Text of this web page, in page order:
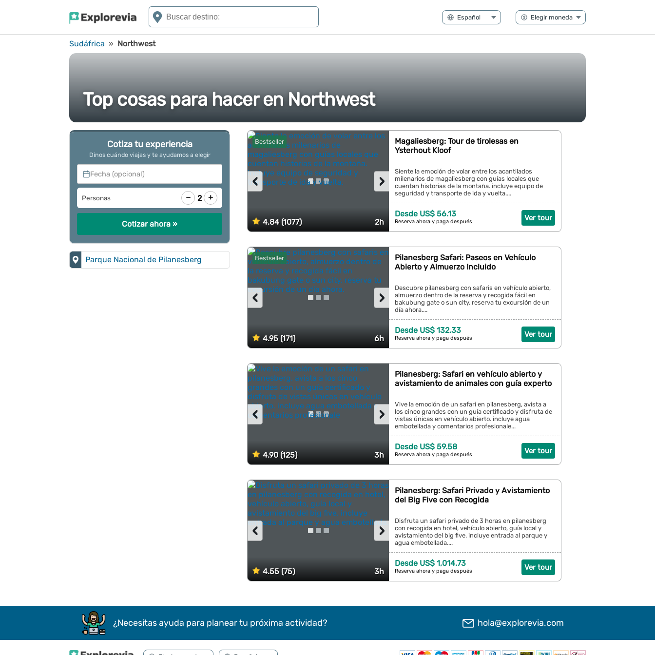
Sudáfrica » Northwest
Top cosas para hacer en Northwest
Bestseller
4.84 (1077) 2h
›
‹
Magaliesberg: Tour de tirolesas en
Ysterhout Kloof
Siente la emoción de volar entre los acantilados
milenarios de magaliesberg con guías locales que
cuentan historias de la montaña. incluye equipo de
seguridad y transporte de ida y vuelta....
Ver tour
Desde US$ 56.13
Reserva ahora y paga después
Bestseller
4.95 (171) 6h
›
‹
Pilanesberg Safari: Paseos en Vehículo
Abierto y Almuerzo Incluido
Descubre pilanesberg con safaris en vehículo abierto,
almuerzo dentro de la reserva y recogida fácil en
bakubung gate o sun city. reserva tu excursión de un
día ahora....
Ver tour
Desde US$ 132.33
Reserva ahora y paga después
4.90 (125) 3h
›
‹
Pilanesberg: Safari en vehículo abierto y
avistamiento de animales con guía experto
Vive la emoción de un safari en pilanesberg, avista a
los cinco grandes con un guía certificado y disfruta de
vistas únicas en vehículo abierto. incluye agua
embotellada y comentarios profesionale...
Ver tour
Desde US$ 59.58
Reserva ahora y paga después
4.55 (75) 3h
›
‹
Pilanesberg: Safari Privado y Avistamiento
del Big Five con Recogida
Disfruta un safari privado de 3 horas en pilanesberg
con recogida en hotel, vehículo abierto, guía local y
avistamiento del big five. incluye entrada al parque y
agua embotellada....
Ver tour
Desde US$ 1,014.73
Reserva ahora y paga después
Cotiza tu experiencia
Dinos cuándo viajas y te ayudamos a elegir
Fecha (opcional)
Personas − 2 +
Cotizar ahora »
Parque Nacional de Pilanesberg
¿Necesitas ayuda para planear tu próxima actividad? hola@explorevia.com